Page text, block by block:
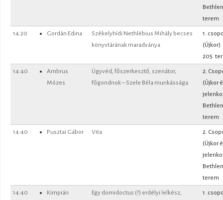
Bethlen
terem
14:20 Gordán Edina
Székelyhídi Nethlébius Mihály becses
könyvtárának maradványa
1.
(Újkor)
205.
14:40
Ambrus
Mózes
Ügyvéd, főszerkesztő, szenátor,
főgondnok – Szele Béla munkássága
2.
(Újkor
Bethlen
terem
14:40 Pusztai Gábor Vita
2.
(Újkor
Bethlen
terem
14:40
Kimpián
Egy domidoctus (?) erdélyi lelkész,
1.